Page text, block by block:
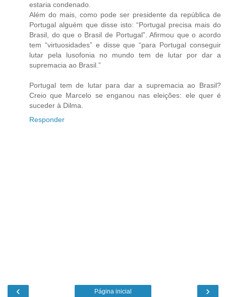
estaria condenado.
Além do mais, como pode ser presidente da república de
Portugal alguém que disse isto: “Portugal precisa mais do
Brasil, do que o Brasil de Portugal”. Afirmou que o acordo
tem “virtuosidades” e disse que “para Portugal conseguir
lutar pela lusofonia no mundo tem de lutar por dar a
supremacia ao Brasil.”
Portugal tem de lutar para dar a supremacia ao Brasil?
Creio que Marcelo se enganou nas eleições: ele quer é
suceder à Dilma.
Responder
‹ ›
Página inicial